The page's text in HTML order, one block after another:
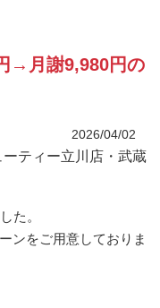
→月謝9,980円の
2026/04/02
ティー立川店・武蔵
た。
ンをご用意しておりま